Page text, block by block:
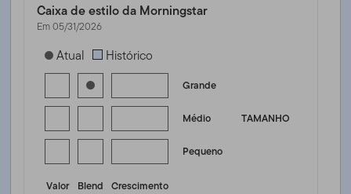
Caixa de estilo da Morningstar
Em 05/31/2026
[products.morningstar-stylebox-title-sr-equity]
Atual Histórico
Grande
TAMANHO
Médio
Pequeno
Valor Blend
Crescimento